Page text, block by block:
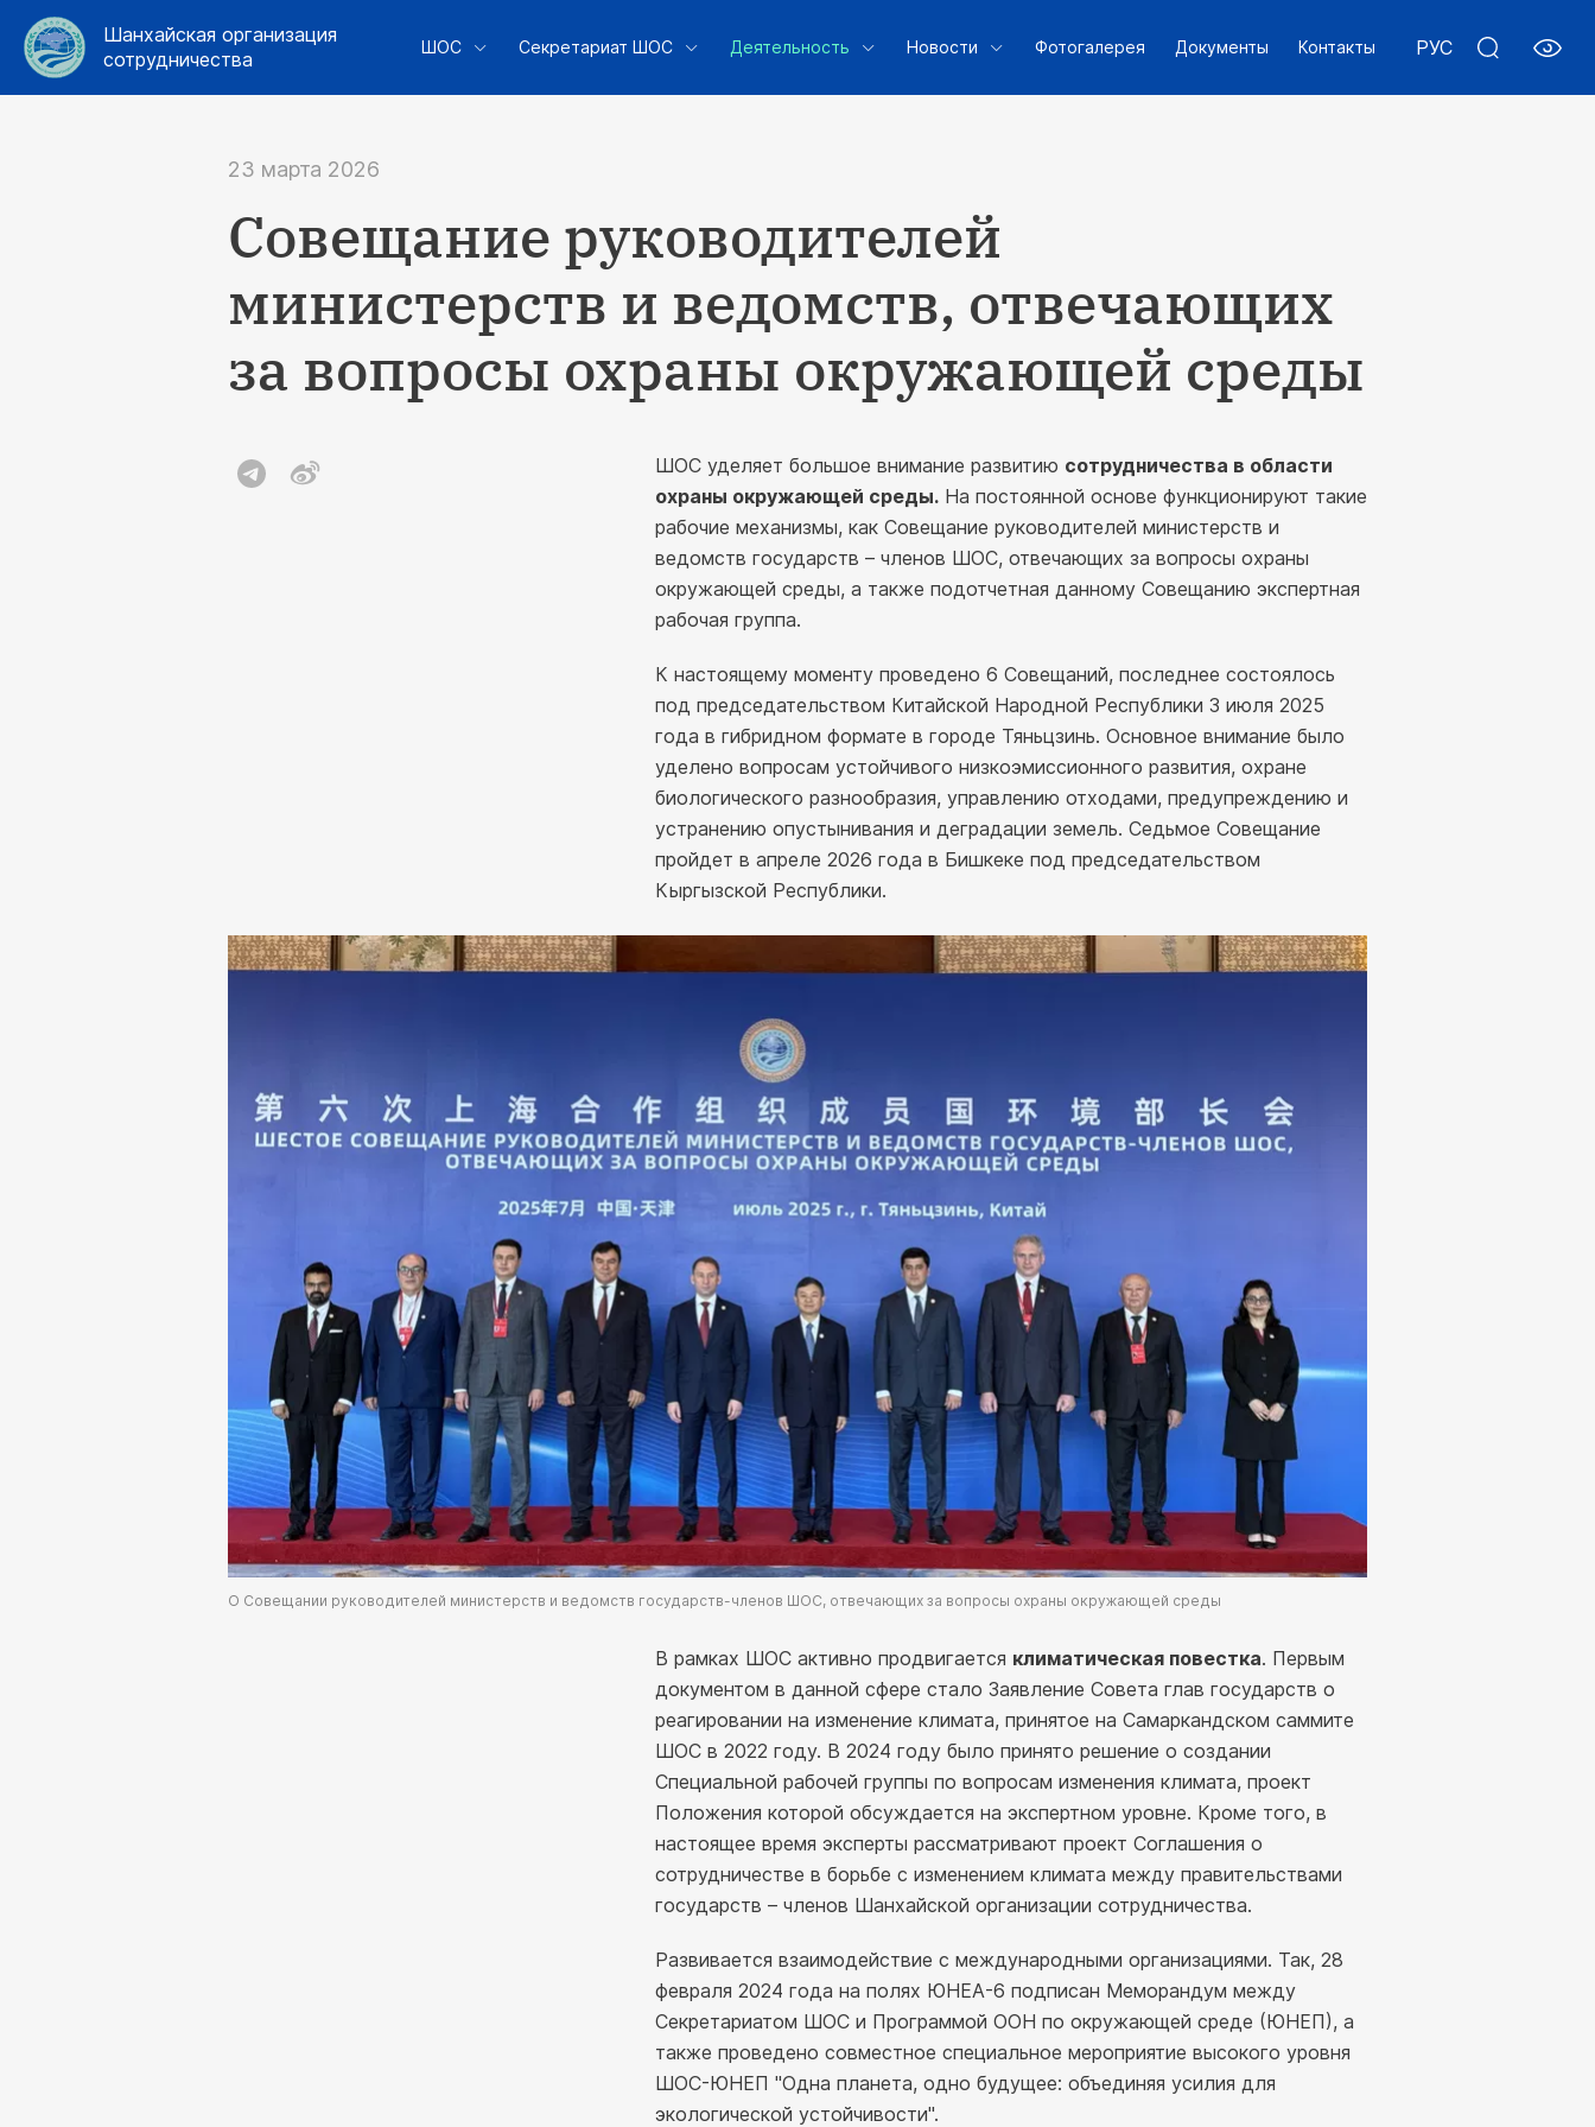
Шанхайская организация
сотрудничества
ШОС Секретариат ШОС Деятельность Новости Фотогалерея Документы Контакты РУС
23 марта 2026
Совещание руководителей
министерств и ведомств, отвечающих
за вопросы охраны окружающей среды
ШОС уделяет большое внимание развитию сотрудничества в области
охраны окружающей среды. На постоянной основе функционируют такие
рабочие механизмы, как Совещание руководителей министерств и
ведомств государств – членов ШОС, отвечающих за вопросы охраны
окружающей среды, а также подотчетная данному Совещанию экспертная
рабочая группа.
К настоящему моменту проведено 6 Совещаний, последнее состоялось
под председательством Китайской Народной Республики 3 июля 2025
года в гибридном формате в городе Тяньцзинь. Основное внимание было
уделено вопросам устойчивого низкоэмиссионного развития, охране
биологического разнообразия, управлению отходами, предупреждению и
устранению опустынивания и деградации земель. Седьмое Совещание
пройдет в апреле 2026 года в Бишкеке под председательством
Кыргызской Республики.
О Совещании руководителей министерств и ведомств государств-членов ШОС, отвечающих за вопросы охраны окружающей среды
В рамках ШОС активно продвигается климатическая повестка. Первым
документом в данной сфере стало Заявление Совета глав государств о
реагировании на изменение климата, принятое на Самаркандском саммите
ШОС в 2022 году. В 2024 году было принято решение о создании
Специальной рабочей группы по вопросам изменения климата, проект
Положения которой обсуждается на экспертном уровне. Кроме того, в
настоящее время эксперты рассматривают проект Соглашения о
сотрудничестве в борьбе с изменением климата между правительствами
государств – членов Шанхайской организации сотрудничества.
Развивается взаимодействие с международными организациями. Так, 28
февраля 2024 года на полях ЮНЕА-6 подписан Меморандум между
Секретариатом ШОС и Программой ООН по окружающей среде (ЮНЕП), а
также проведено совместное специальное мероприятие высокого уровня
ШОС-ЮНЕП "Одна планета, одно будущее: объединяя усилия для
экологической устойчивости".